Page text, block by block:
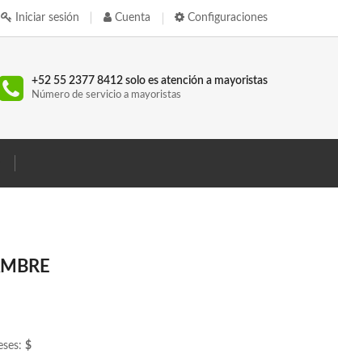
Configuraciones
Cuenta
Iniciar sesión
+52 55 2377 8412 solo es atención a mayoristas
Número de servicio a mayoristas
$